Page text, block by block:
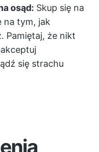
osąd: Skup się na
na tym, jak
Pamiętaj, że nikt
się strachu